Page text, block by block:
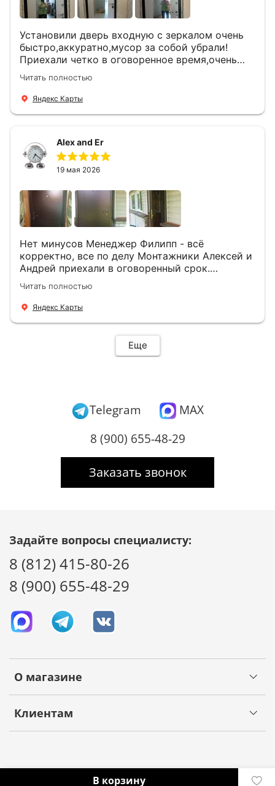
В корзину
Установили дверь входную с зеркалом очень
быстро,аккуратно,мусор за собой убрали!
Приехали четко в оговоренное время,очень
вежливые,деликатные рабочие .Все
понравилось и дверь ,и работа и цена!
Читать полностью
Яндекс Карты
Alex and Er
19 мая 2026
Нет минусов Менеджер Филипп - всё
корректно, все по делу Монтажники Алексей и
Андрей приехали в оговоренный срок.
Демонтировали старую дверь и установили
новую буквально за час Быстро и качественно
+ нормальные цены Всем большое спасибо
Читать полностью
Яндекс Карты
Еще
Telegram
MAX
8 (900) 655-48-29
Заказать звонок
О магазине
Клиентам
Задайте вопросы специалисту:
8 (812) 415-80-26
8 (900) 655-48-29